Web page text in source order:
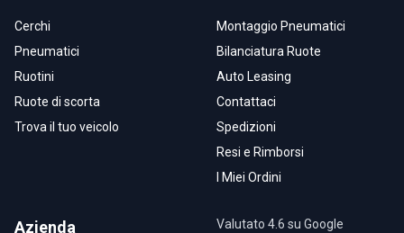
Cerchi
Pneumatici
Ruotini
Ruote di scorta
Trova il tuo veicolo
Montaggio Pneumatici
Bilanciatura Ruote
Auto Leasing
Contattaci
Spedizioni
Resi e Rimborsi
I Miei Ordini
Azienda Valutato 4.6 su Google